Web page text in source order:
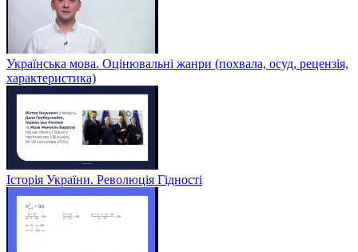
Українська мова. Оцінювальні жанри (похвала, осуд, рецензія,
характеристика)
Історія України. Революція Гідності